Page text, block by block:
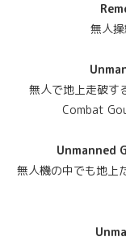
無人
無人で地上走破す
Combat
Unmanned
無人機の中でも地上